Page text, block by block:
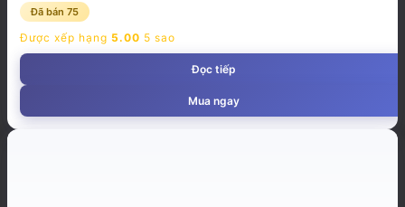
Đã bán 75
Được xếp hạng 5.00 5 sao
Đọc tiếp
Mua ngay